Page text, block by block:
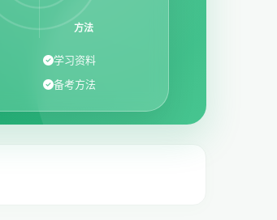
方法
学习资料
备考方法